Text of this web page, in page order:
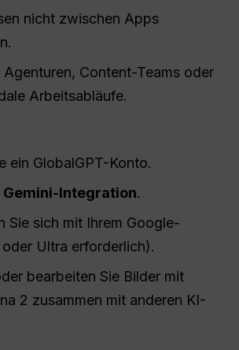
nicht zwischen Apps
Agenturen, Content-Teams oder
Arbeitsabläufe.
ein GlobalGPT-Konto.
Gemini-Integration.
Sie sich mit Ihrem Google-
Ultra erforderlich).
bearbeiten Sie Bilder mit
2 zusammen mit anderen KI-